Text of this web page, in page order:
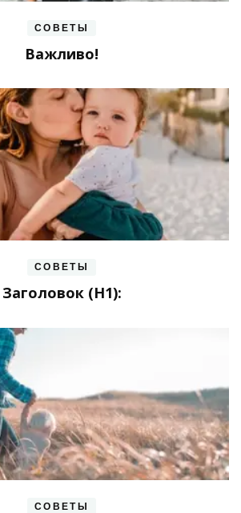
СОВЕТЫ
Важливо!
СОВЕТЫ
Заголовок (H1):
СОВЕТЫ